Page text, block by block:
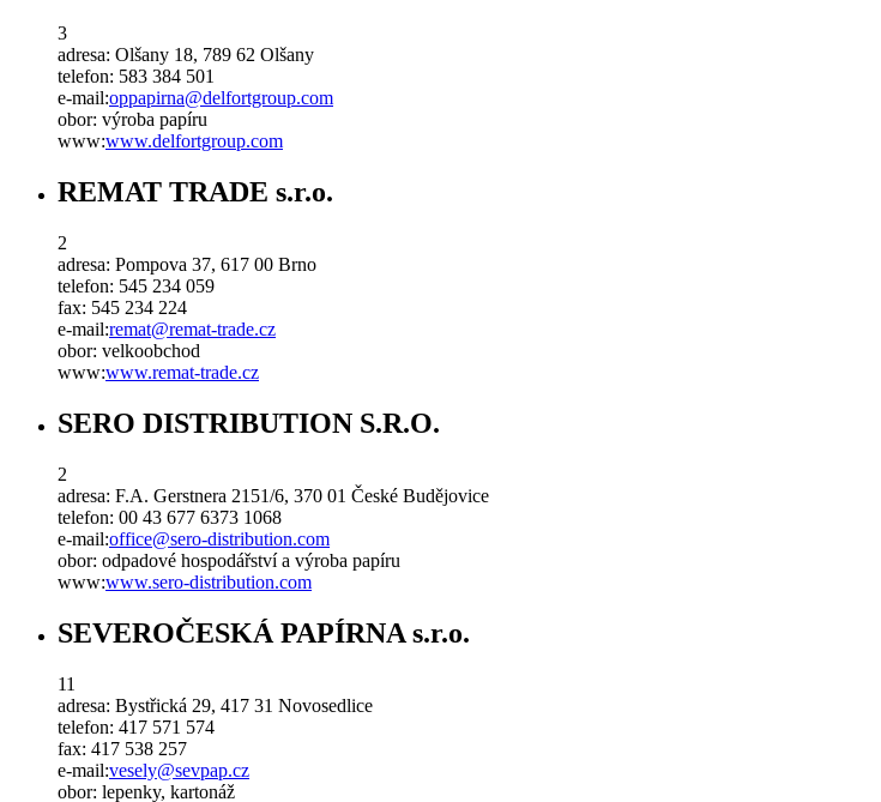
3
adresa: Olšany 18, 789 62 Olšany
telefon: 583 384 501
e-mail:oppapirna@delfortgroup.com
obor: výroba papíru
www:www.delfortgroup.com
REMAT TRADE s.r.o.
2
adresa: Pompova 37, 617 00 Brno
telefon: 545 234 059
fax: 545 234 224
e-mail:remat@remat-trade.cz
obor: velkoobchod
www:www.remat-trade.cz
SERO DISTRIBUTION S.R.O.
2
adresa: F.A. Gerstnera 2151/6, 370 01 České Budějovice
telefon: 00 43 677 6373 1068
e-mail:office@sero-distribution.com
obor: odpadové hospodářství a výroba papíru
www:www.sero-distribution.com
SEVEROČESKÁ PAPÍRNA s.r.o.
11
adresa: Bystřická 29, 417 31 Novosedlice
telefon: 417 571 574
fax: 417 538 257
e-mail:vesely@sevpap.cz
obor: lepenky, kartonáž